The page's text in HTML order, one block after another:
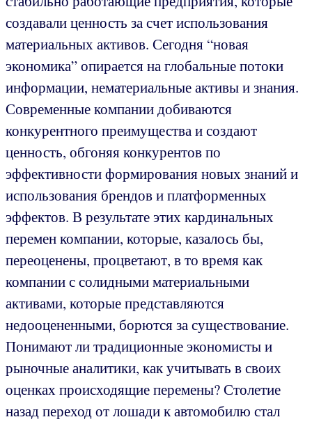
создавали ценность за счет использования
материальных активов. Сегодня “новая
экономика” опирается на глобальные потоки
информации, нематериальные активы и знания.
Современные компании добиваются
конкурентного преимущества и создают
ценность, обгоняя конкурентов по
эффективности формирования новых знаний и
использования брендов и платформенных
эффектов. В результате этих кардинальных
перемен компании, которые, казалось бы,
переоценены, процветают, в то время как
компании с солидными материальными
активами, которые представляются
недооцененными, борются за существование.
Понимают ли традиционные экономисты и
рыночные аналитики, как учитывать в своих
оценках происходящие перемены? Столетие
назад переход от лошади к автомобилю стал